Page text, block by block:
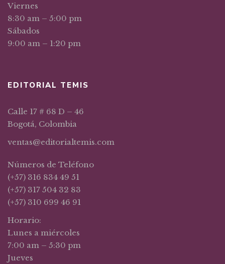
Viernes
8:30 am – 5:00 pm
Sábados
9:00 am – 1:20 pm
EDITORIAL TEMIS
Calle 17 # 68 D – 46
Bogotá, Colombia
ventas@editorialtemis.com
Números de Teléfono
(+57) 316 834 49 51
(+57) 317 504 32 83
(+57) 310 699 46 91
Horario:
Lunes a miércoles
7:00 am – 5:30 pm
Jueves